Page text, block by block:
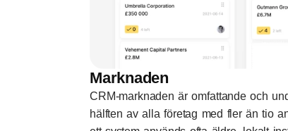
Marknaden
CRM-marknaden är omfattande och
hälften av alla företag med fler än tio